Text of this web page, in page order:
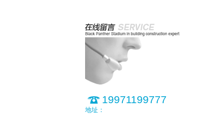
19971199777
地址：